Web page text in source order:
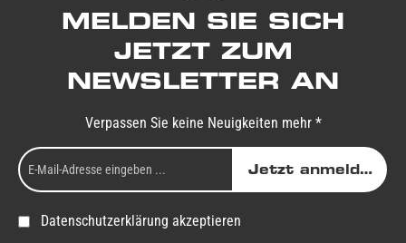
MELDEN SIE SICH
JETZT ZUM
NEWSLETTER AN
Verpassen Sie keine Neuigkeiten mehr *
Jetzt anmelden
Datenschutzerklärung akzeptieren